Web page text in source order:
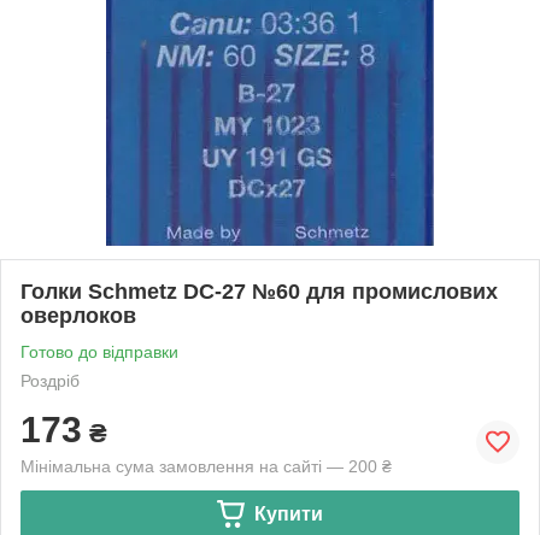
Голки Schmetz DC-27 №60 для промислових
оверлоков
Готово до відправки
Роздріб
173 ₴
Мінімальна сума замовлення на сайті — 200 ₴
Купити